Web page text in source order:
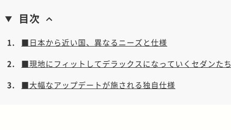
目次
1.
■日本から近い国、異なるニーズと仕様
2.
■現地にフィットしてデラックスになっていくセダンたち
3.
■大幅なアップデートが施される独自仕様